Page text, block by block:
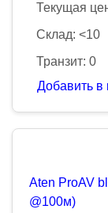
Текущая
Склад: <10
Транзит: 0
Добавить в
Aten ProAV
@100м)